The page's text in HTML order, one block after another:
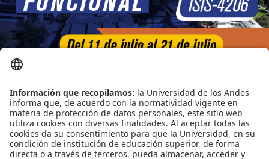
Fecha:Del 11 de Julio al 21 de Julio del 2025
Profesores:Wolfang De Meuter - Nicolás Cardozo Álvarez
Idioma:Inglés / Español